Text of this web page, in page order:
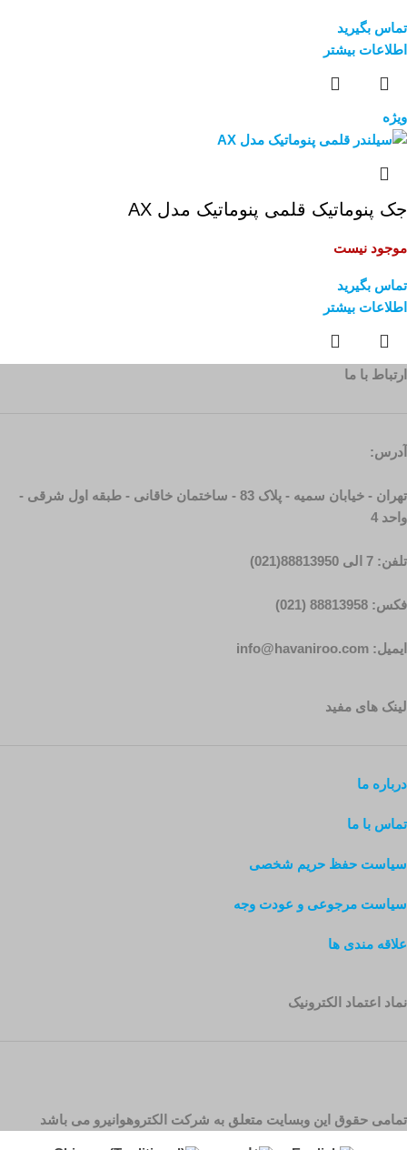
تماس بگیرید
اطلاعات بیشتر
ویژه
جک پنوماتیک قلمی پنوماتیک مدل AX
موجود نیست
تماس بگیرید
اطلاعات بیشتر
ارتباط با ما
آدرس:
تهران - خیابان سمیه - پلاک 83 - ساختمان خاقانی - طبقه اول شرقی -
واحد 4
تلفن: 7 الی 88813950(021)
فکس: 88813958 (021)
ایمیل: info@havaniroo.com
لینک های مفید
درباره ما
تماس با ما
سیاست حفظ حریم شخصی
سیاست مرجوعی و عودت وجه
علاقه مندی ها
نماد اعتماد الکترونیک
تمامی حقوق این وبسایت متعلق به شرکت الکتروهوانیرو می باشد